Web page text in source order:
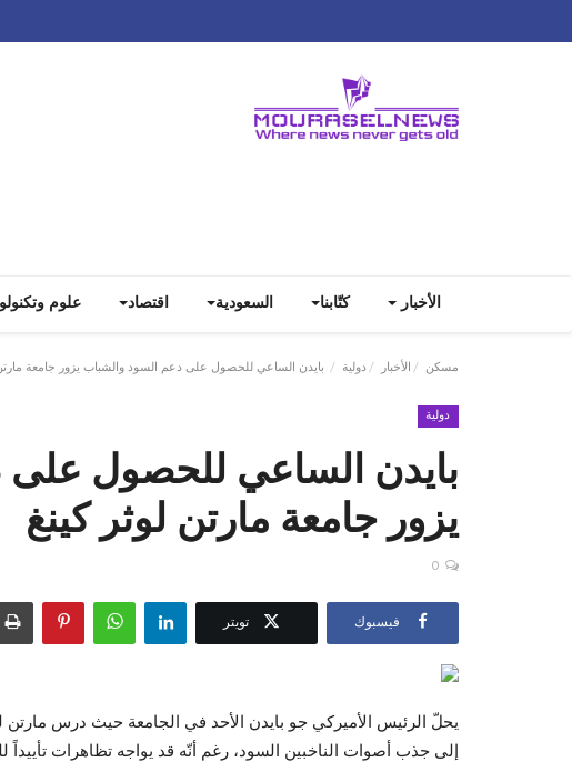
الأخبار كتّابنا السعودية اقتصاد علوم
مسكن الأخبار دولية بايدن الساعي للحصول على دعم السود والشباب يزور جامعة
دولية
بايدن الساعي للحصول
يزور جامعة مارتن لوثر كينغ
0
فيسبوك تويتر
يحلّ الرئيس الأميركي جو بايدن الأحد في الجامعة حيث درس مارتن
إلى جذب أصوات الناخبين السود، رغم أنّه قد يواجه تظاهرات